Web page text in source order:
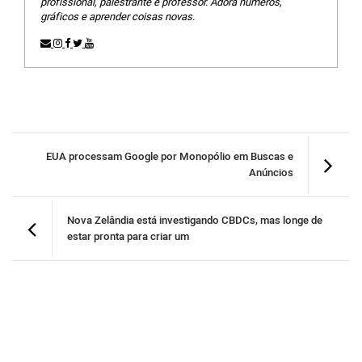
gráficos e aprender coisas novas.
EUA processam Google por Monopólio em Buscas e
Anúncios
Nova Zelândia está investigando CBDCs, mas longe de
estar pronta para criar um